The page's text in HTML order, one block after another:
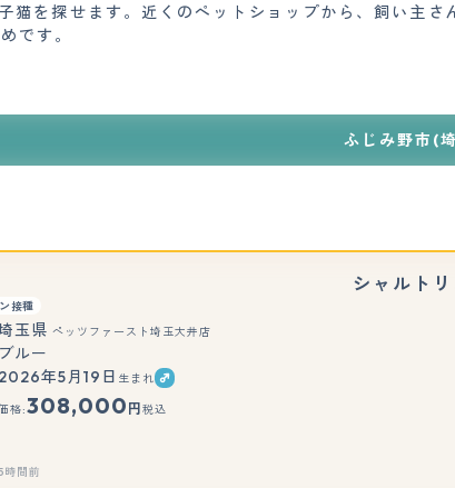
猫を探せます。近くのペットショップから、飼い主
です。
ふじみ野市(
シャルトリ
接種
もっと見る
玉県 ペッツファースト埼玉大井店
ブルー
2026年5月19日 生まれ
格:308,000 円 税込
時間前